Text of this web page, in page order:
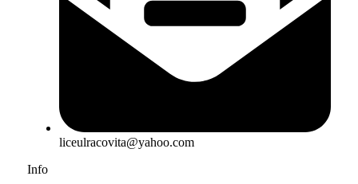
liceulracovita@yahoo.com
Info